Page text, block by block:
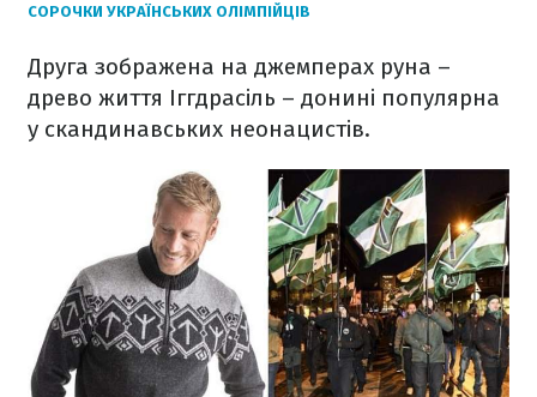
СОРОЧКИ УКРАЇНСЬКИХ ОЛІМПІЙЦІВ
Друга зображена на джемперах руна –
древо життя Іггдрасіль – донині популярна
у скандинавських неонацистів.